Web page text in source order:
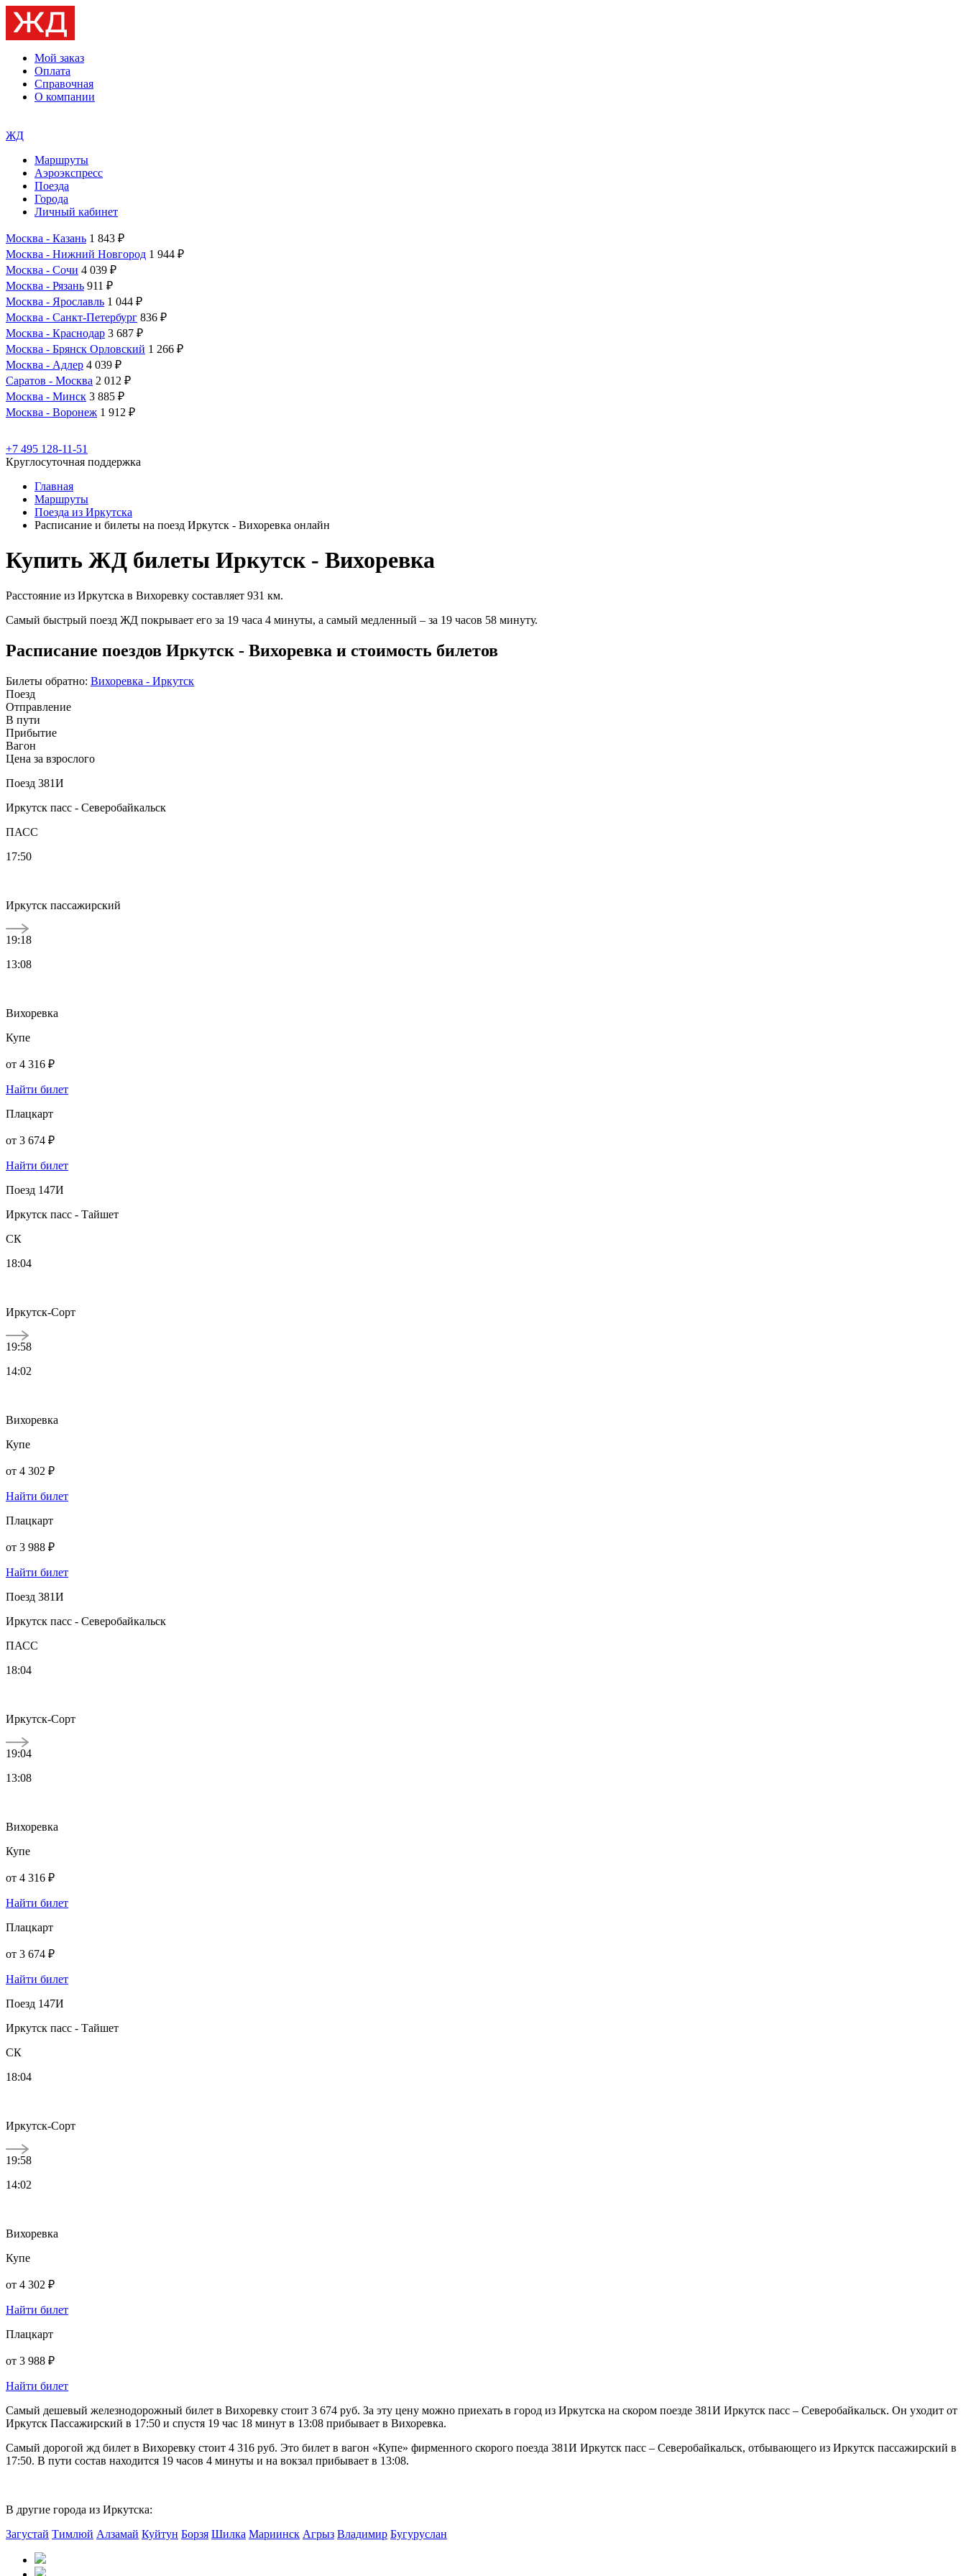
Мой заказ
Оплата
Справочная
О компании
ЖД
Маршруты
Аэроэкспресс
Поезда
Города
Личный кабинет
Москва - Казань 1 843 ₽
Москва - Нижний Новгород 1 944 ₽
Москва - Сочи 4 039 ₽
Москва - Рязань 911 ₽
Москва - Ярославль 1 044 ₽
Москва - Санкт-Петербург 836 ₽
Москва - Краснодар 3 687 ₽
Москва - Брянск Орловский 1 266 ₽
Москва - Адлер 4 039 ₽
Саратов - Москва 2 012 ₽
Москва - Минск 3 885 ₽
Москва - Воронеж 1 912 ₽
+7 495 128-11-51
Круглосуточная поддержка
Главная
Маршруты
Поезда из Иркутска
Расписание и билеты на поезд Иркутск - Вихоревка онлайн
Купить ЖД билеты Иркутск - Вихоревка
Расстояние из Иркутска в Вихоревку составляет 931 км.
Самый быстрый поезд ЖД покрывает его за 19 часа 4 минуты, а самый медленный – за 19 часов 58 минуту.
Расписание поездов Иркутск - Вихоревка и стоимость билетов
Билеты обратно: Вихоревка - Иркутск
Поезд
Отправление
В пути
Прибытие
Вагон
Цена за взрослого
Поезд 381И
Иркутск пасс - Северобайкальск
ПАСС
17:50
Иркутск пассажирский
19:18
13:08
Вихоревка
Купе
от 4 316 ₽
Найти билет
Плацкарт
от 3 674 ₽
Найти билет
Поезд 147И
Иркутск пасс - Тайшет
СК
18:04
Иркутск-Сорт
19:58
14:02
Вихоревка
Купе
от 4 302 ₽
Найти билет
Плацкарт
от 3 988 ₽
Найти билет
Поезд 381И
Иркутск пасс - Северобайкальск
ПАСС
18:04
Иркутск-Сорт
19:04
13:08
Вихоревка
Купе
от 4 316 ₽
Найти билет
Плацкарт
от 3 674 ₽
Найти билет
Поезд 147И
Иркутск пасс - Тайшет
СК
18:04
Иркутск-Сорт
19:58
14:02
Вихоревка
Купе
от 4 302 ₽
Найти билет
Плацкарт
от 3 988 ₽
Найти билет
Самый дешевый железнодорожный билет в Вихоревку стоит 3 674 руб. За эту цену можно приехать в город из Иркутска на скором поезде 381И Иркутск пасс – Северобайкальск. Он уходит от
Иркутск Пассажирский в 17:50 и спустя 19 час 18 минут в 13:08 прибывает в Вихоревка.
Самый дорогой жд билет в Вихоревку стоит 4 316 руб. Это билет в вагон «Купе» фирменного скорого поезда 381И Иркутск пасс – Северобайкальск, отбывающего из Иркутск пассажирский в
17:50. В пути состав находится 19 часов 4 минуты и на вокзал прибывает в 13:08.
В другие города из Иркутска:
Загустай Тимлюй Алзамай Куйтун Борзя Шилка Мариинск Агрыз Владимир Бугуруслан